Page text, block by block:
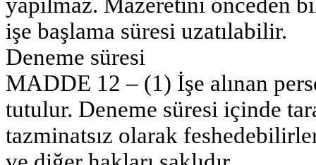
yapılmaz. Mazeretini önceden
işe başlama süresi uzatılabilir.
Deneme süresi
MADDE 12 – (1) İşe alınan
tutulur. Deneme süresi içinde
tazminatsız olarak